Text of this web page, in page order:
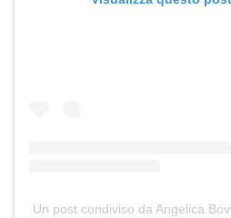
Un post condiviso da Angelica